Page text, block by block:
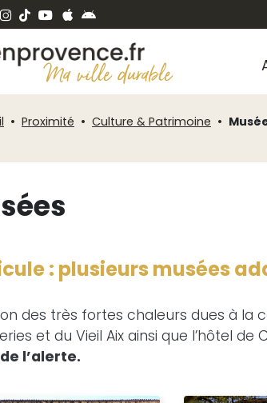
Proximité Culture & Patrimoine
: plusieurs musées
des très fortes chaleurs dues à la
et du Vieil Aix ainsi que l’hôtel
l’alerte.
cookies